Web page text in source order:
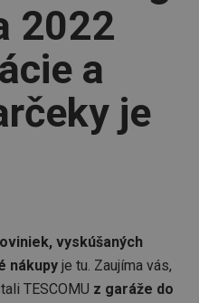
2022
a
je
vyskúšaných
nákupy je tu. Zaujíma vás,
TESCOMU z garáže do